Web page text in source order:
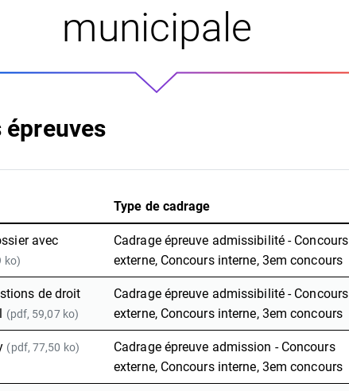
municipale
épreuves
Type de cadrage
avec
ko)
Cadrage épreuve admissibilité - Concours
externe, Concours interne, 3em concours
de droit
(pdf, 59,07 ko)
Cadrage épreuve admissibilité - Concours
externe, Concours interne, 3em concours
(pdf, 77,50 ko)
Cadrage épreuve admission - Concours
externe, Concours interne, 3em concours